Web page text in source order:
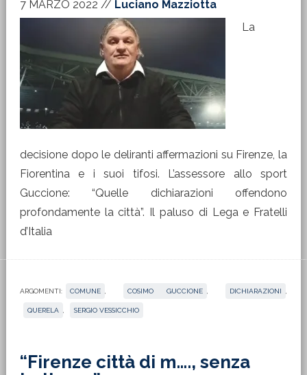
7 MARZO 2022 // Luciano Mazziotta
La
decisione dopo le deliranti affermazioni su Firenze, la
Fiorentina e i suoi tifosi. L’assessore allo sport
Guccione: “Quelle dichiarazioni offendono
profondamente la città”. Il paluso di Lega e Fratelli
d’Italia
ARGOMENTI: COMUNE COSIMO GUCCIONE DICHIARAZIONI
QUERELA SERGIO VESSICCHIO
“Firenze città di m…., senza